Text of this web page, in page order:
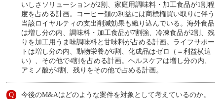
いしさソリューションが2割、家庭用調味料・加工食品が1割程
度を占める計画。コーヒー類の利益には商標権買い取りに伴う
当該ロイヤルティの支出削減効果も織り込んでいる。海外食品
は増し分の内、調味料・加工食品が7割強、冷凍食品が2割、残
りを加工用うま味調味料と甘味料が占める計画。ライフサポー
トは増し分の内、動物栄養が6割、化成品はゼロ（＝利益横這
い）、その他で4割を占める計画。ヘルスケアは増し分の内、
アミノ酸が4割、残りをその他で占める計画。
今後のM&Aはどのような案件を対象として考えているのか。